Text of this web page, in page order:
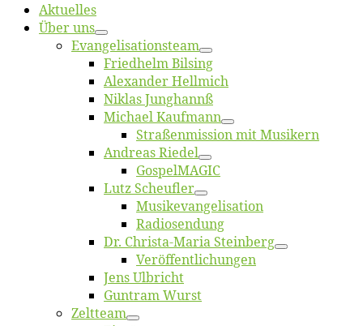
Ak­tu­el­les
Über uns
Evangelisa­tions­team
Fried­helm Bilsing
Alex­an­der Hellmich
Ni­klas Junghannß
Mi­cha­el Kaufmann
Straßenmis­sion mit Musikern
An­dre­as Riedel
Gos­pel­MA­GIC
Lutz Scheuf­ler
Musikevan­ge­li­sa­tion
Ra­dio­sen­dung
Dr. Chris­­ta-Ma­ria Steinberg
Ver­öf­fent­li­chun­gen
Jens Ulb­richt
Gun­tram Wurst
Zelt­team